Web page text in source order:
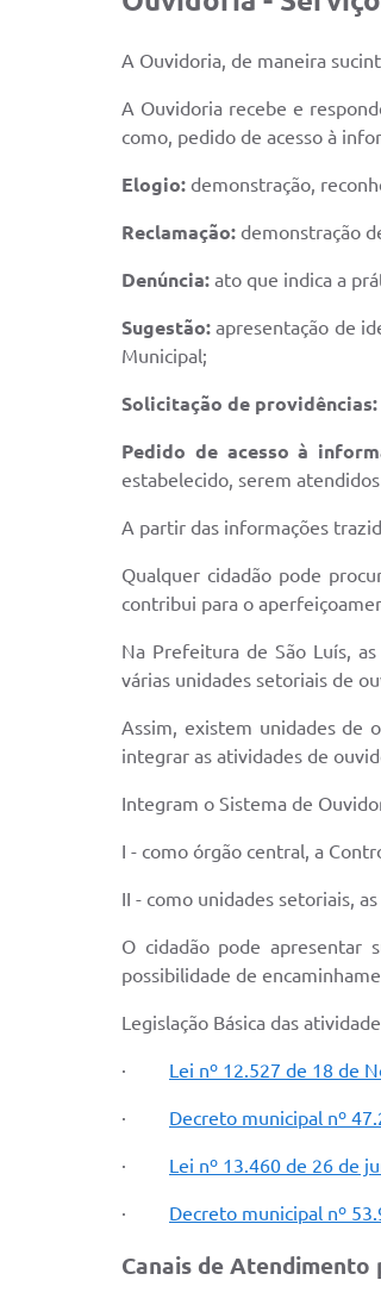
A Ouvidoria, de maneira
A Ouvidoria recebe e
como, pedido de acesso à
Elogio: demonstração,
Reclamação: demonstração
Denúncia: ato que indica a
Sugestão: apresentação de
Municipal;
Solicitação de providências:
Pedido de acesso à
estabelecido, serem
A partir das informações
Qualquer cidadão pode
contribui para o
Na Prefeitura de São Luís,
várias unidades setoriais de
Assim, existem unidades de
integrar as atividades de
Integram o Sistema de
I - como órgão central, a
II - como unidades setoriais,
O cidadão pode apresentar
possibilidade de
Legislação Básica das
· Lei nº 12.527 de 18 de
· Decreto municipal nº
· Lei nº 13.460 de 26 de
· Decreto municipal nº
Canais de Atendimento